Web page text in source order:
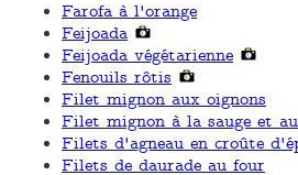
Farofa à l'orange
Feijoada
Feijoada végétarienne
Fenouils rôtis
Filet mignon aux oignons
Filet mignon à la sauge et
Filets d'agneau en croûte
Filets de daurade au four